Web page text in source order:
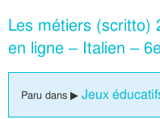
Les métiers (scritto)
en ligne – Italien –
Paru dans ▶ Jeux